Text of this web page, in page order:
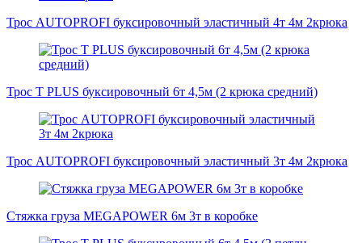
Трос AUTOPROFI буксировочный эластичный 4т 4м 2крюка
Трос T PLUS буксировочный 6т 4,5м (2 крюка средний)
Трос AUTOPROFI буксировочный эластичный 3т 4м 2крюка
Стяжка груза MEGAPOWER 6м 3т в коробке